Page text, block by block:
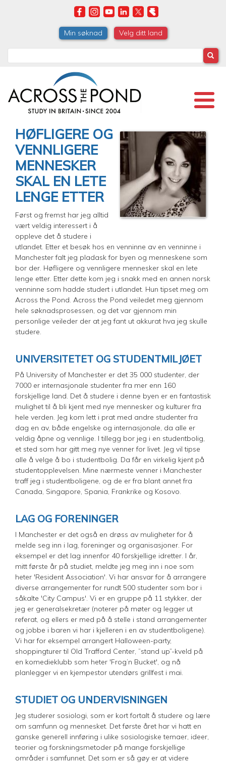
Min søknad Velg ditt land
HØFLIGERE OG
VENNLIGERE
MENNESKER
SKAL EN LETE
LENGE ETTER
Først og fremst har jeg alltid
vært veldig interessert i å
oppleve det å studere i
utlandet. Etter et besøk hos en venninne av en venninne i
Manchester falt jeg pladask for byen og menneskene som
bor der. Høfligere og vennligere mennesker skal en lete
lenge etter. Etter dette kom jeg i snakk med en annen norsk
venninne som hadde studert i utlandet. Hun tipset meg om
Across the Pond. Across the Pond veiledet meg gjennom
hele søknadsprosessen, og det var gjennom min
personlige veileder der at jeg fant ut akkurat hva jeg skulle
studere.
UNIVERSITETET OG STUDENTMILJØET
På University of Manchester er det 35 000 studenter, der
7000 er internasjonale studenter fra mer enn 160
forskjellige land. Det å studere i denne byen er en fantastisk
mulighet til å bli kjent med nye mennesker og kulturer fra
hele verden. Jeg kom lett i prat med andre studenter fra
dag en av, både engelske og internasjonale, da alle er
veldig åpne og vennlige. I tillegg bor jeg i en studentbolig,
et sted som har gitt meg nye venner for livet. Jeg vil tipse
alle å velge å bo i studentbolig. Da får en virkelig kjent på
studentopplevelsen. Mine nærmeste venner i Manchester
traff jeg i studentboligene, og de er fra blant annet fra
Canada, Singapore, Spania, Frankrike og Kosovo.
LAG OG FORENINGER
I Manchester er det også en drøss av muligheter for å
melde seg inn i lag, foreninger og organisasjoner. For
eksempel er det lag innenfor 40 forskjellige idretter. I år,
mitt første år på studiet, meldte jeg meg inn i noe som
heter 'Resident Association'. Vi har ansvar for å arrangere
diverse arrangementer for rundt 500 studenter som bor i
såkalte 'City Campus'. Vi er en gruppe på 11 stykker, der
jeg er generalsekretær (noterer på møter og legger ut
referat, og ellers er med på å stelle i stand arrangementer
og jobbe i baren vi har i kjelleren i en av studentboligene).
Vi har for eksempel arrangert Halloween-party,
shoppingturer til Old Trafford Center, ”stand up”-kveld på
en komedieklubb som heter 'Frog’n Bucket', og nå
planlegger vi en kjempestor utendørs grillfest i mai.
STUDIET OG UNDERVISNINGEN
Jeg studerer sosiologi, som er kort fortalt å studere og lære
om samfunn og mennesket. Det første året har vi hatt en
ganske generell innføring i ulike sosiologiske temaer, ideer,
teorier og forskningsmetoder på mange forskjellige
områder i samfunnet. Det som er så gøy er at videre